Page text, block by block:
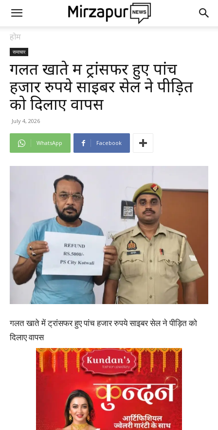
होम
समाचार
गलत खाते में ट्रांसफर हुए पांच
हजार रुपये साइबर सेल ने पीड़ित
को दिलाए वापस
July 4, 2026
WhatsApp Facebook
गलत खाते में ट्रांसफर हुए पांच हजार रुपये साइबर सेल ने पीड़ित को
दिलाए वापस